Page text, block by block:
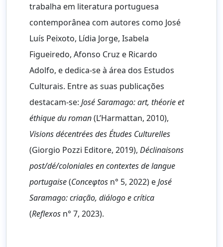
trabalha em literatura portuguesa
contemporânea com autores como José
Luís Peixoto, Lídia Jorge, Isabela
Figueiredo, Afonso Cruz e Ricardo
Adolfo, e dedica-se à área dos Estudos
Culturais. Entre as suas publicações
destacam-se: José Saramago: art, théorie et
éthique du roman(L’Harmattan, 2010),
Visions décentrées des Études Culturelles
(Giorgio Pozzi Editore, 2019), Déclinaisons
post/dé/coloniales en contextes de langue
portugaise(Conceφtos n° 5, 2022) eJosé
Saramago: criação, diálogo e crítica
(Reflexos n° 7, 2023).